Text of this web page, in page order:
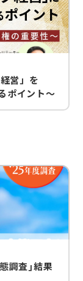
営」を
ポイント～
調査｣結果